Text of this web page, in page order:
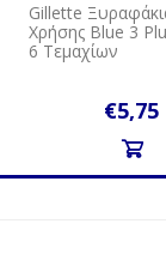
Gillette
Xρήσης Blue 3
6 Τεμαχίων
€5,75